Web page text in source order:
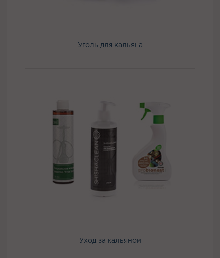
Уголь для кальяна
Уход за кальяном